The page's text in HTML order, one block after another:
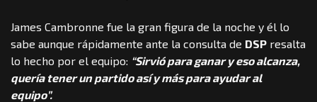
James Cambronne fue la gran figura de la noche y él lo
sabe aunque rápidamente ante la consulta de DSP resalta
lo hecho por el equipo: “Sirvió para ganar y eso alcanza,
quería tener un partido así y más para ayudar al
equipo”.